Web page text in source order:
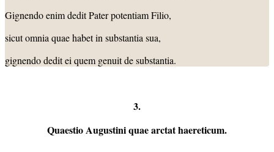
Gignendo enim dedit Pater potentiam Filio,
sicut omnia quae habet in substantia sua,
gignendo dedit ei quem genuit de substantia.
3.
Quaestio Augustini quae arctat haereticum.